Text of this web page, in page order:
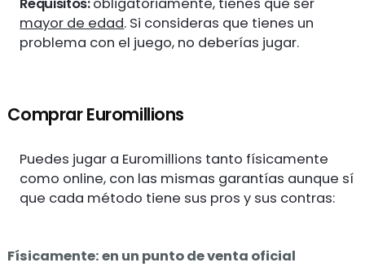
mayor de edad. Si consideras que tienes un
problema con el juego, no deberías jugar.
Comprar Euromillions
Puedes jugar a Euromillions tanto físicamente
como online, con las mismas garantías aunque sí
que cada método tiene sus pros y sus contras:
Físicamente: en un punto de venta oficial